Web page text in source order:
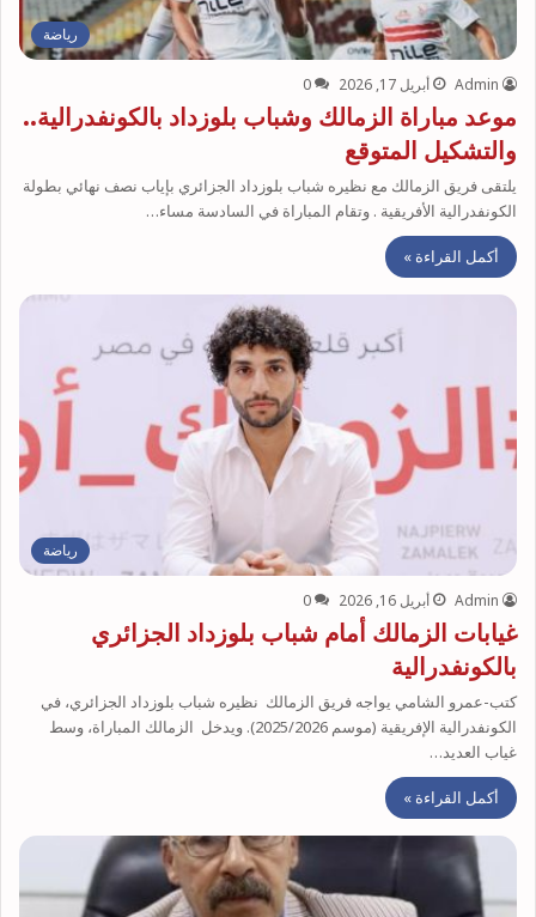
رياضة
Admin أبريل 17, 2026 0
موعد مباراة الزمالك وشباب بلوزداد بالكونفدرالية..
والتشكيل المتوقع
يلتقى فريق الزمالك مع نظيره شباب بلوزداد الجزائري بإياب نصف نهائي بطولة
الكونفدرالية الأفريقية . وتقام المباراة في السادسة مساء…
أكمل القراءة »
رياضة
Admin أبريل 16, 2026 0
غيابات الزمالك أمام شباب بلوزداد الجزائري
بالكونفدرالية
كتب-عمرو الشامي يواجه فريق الزمالك نظيره شباب بلوزداد الجزائري، في
الكونفدرالية الإفريقية (موسم 2025/2026). ويدخل الزمالك المباراة، وسط
غياب العديد…
أكمل القراءة »